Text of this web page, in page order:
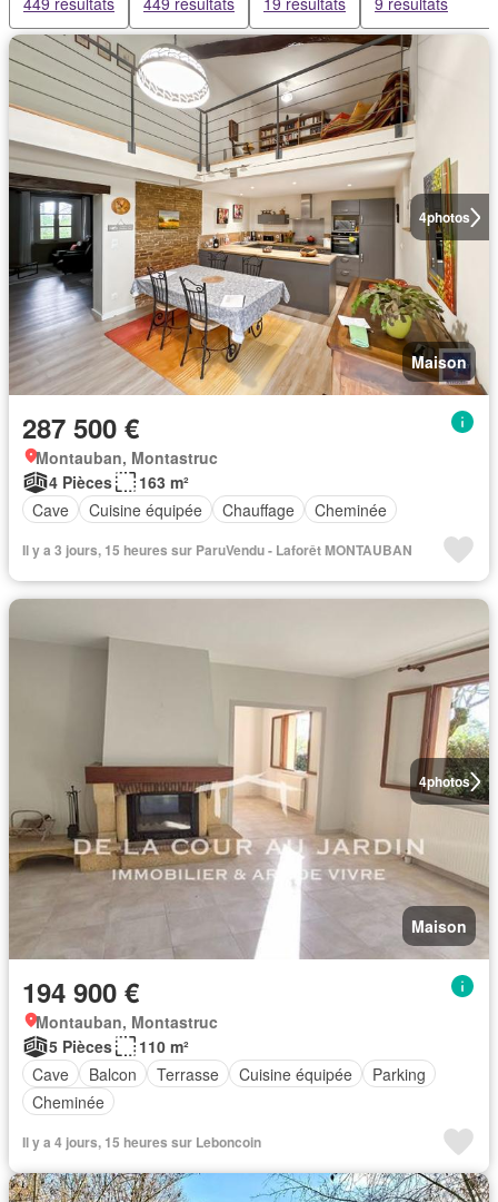
4photos
Maison
287 500 €
Montauban, Montastruc
4 Pièces
163 m²
Cave
Cuisine équipée Chauffage Cheminée
Il y a 3 jours, 15 heures sur ParuVendu - Laforêt MONTAUBAN
4photos
Maison
194 900 €
Montauban, Montastruc
5 Pièces
110 m²
Cave
Balcon Terrasse Cuisine équipée
Parking
Cheminée
Il y a 4 jours, 15 heures sur Leboncoin